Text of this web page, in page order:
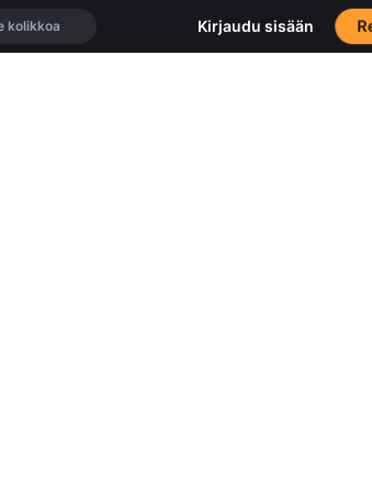
Kirjaudu sisään